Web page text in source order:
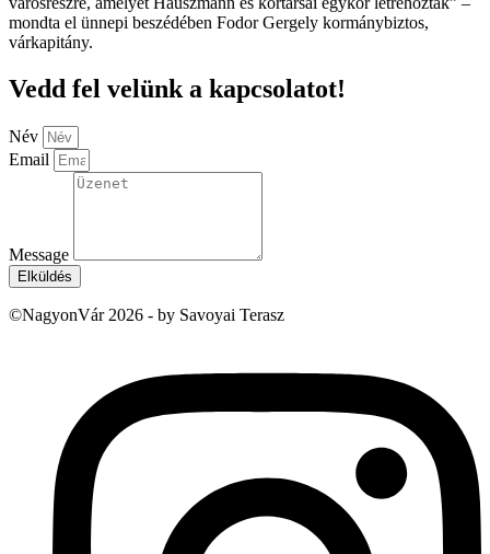
mondta el ünnepi beszédében Fodor Gergely kormánybiztos,
várkapitány.
Vedd fel velünk a kapcsolatot!
Név
Email
Message
Elküldés
©NagyonVár 2026 - by Savoyai Terasz